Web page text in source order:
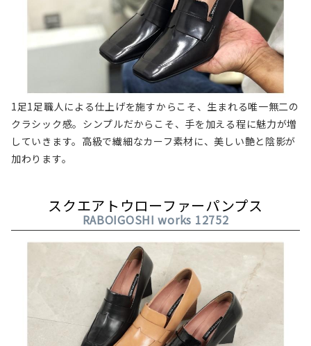
1足1足職人による仕上げを施すからこそ、生まれる唯一無二の
クラシック感。シンプルだからこそ、手を加える程に魅力が増
していきます。高級で繊細なカーフ素材に、美しい艶と陰影が
加わります。
スクエアトウローファーパンプス
RABOIGOSHI works 12752